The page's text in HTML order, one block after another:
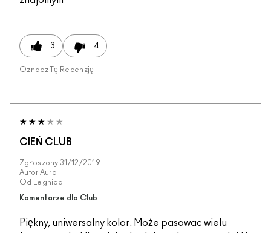
3 4
Oznacz Tę Recenzję
CIEŃ CLUB
Zgłoszony 31/12/2019
Autor Aura
Od
Legnica
Komentarze dla Club
Piękny, uniwersalny kolor. Może pasowac wielu